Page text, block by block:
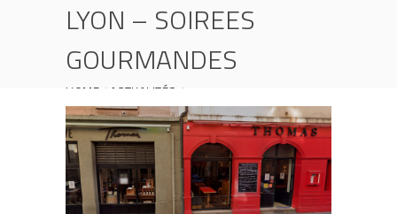
LYON – SOIREES
GOURMANDES
HOME
ACTUALITÉS
LYON – SOIREES GOURMANDES